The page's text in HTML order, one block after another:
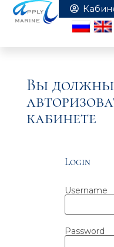
Вы должны
кабинете
Login
Username
Password